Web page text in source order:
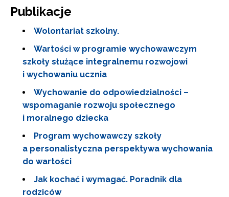
Publikacje
Wolontariat szkolny.
Wartości w programie wychowawczym
szkoły służące integralnemu rozwojowi
i wychowaniu ucznia
Wychowanie do odpowiedzialności –
wspomaganie rozwoju społecznego
i moralnego dziecka
Program wychowawczy szkoły
a personalistyczna perspektywa wychowania
do wartości
Jak kochać i wymagać. Poradnik dla
rodziców